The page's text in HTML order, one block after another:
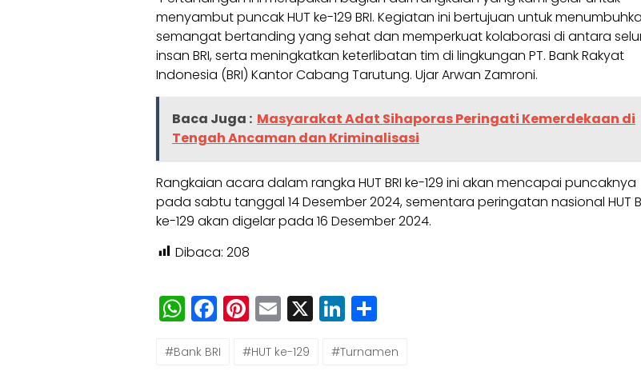
menyambut puncak HUT ke-129 BRI. Kegiatan ini bertujuan untuk
semangat bertanding yang sehat dan memperkuat kolaborasi di antara
insan BRI, serta meningkatkan keterlibatan tim di lingkungan PT. Bank Rakyat
Indonesia (BRI) Kantor Cabang Tarutung. Ujar Arwan Zamroni.
Baca Juga : Masyarakat Adat Sihaporas Peringati Kemerdekaan di
Tengah Ancaman dan Kriminalisasi
Rangkaian acara dalam rangka HUT BRI ke-129 ini akan mencapai puncaknya
pada sabtu tanggal 14 Desember 2024, sementara peringatan nasional HUT
ke-129 akan digelar pada 16 Desember 2024.
Dibaca: 208
WhatsApp
Facebook
Pinterest
Email
X LinkedIn
#Bank BRI #HUT ke-129 #Turnamen